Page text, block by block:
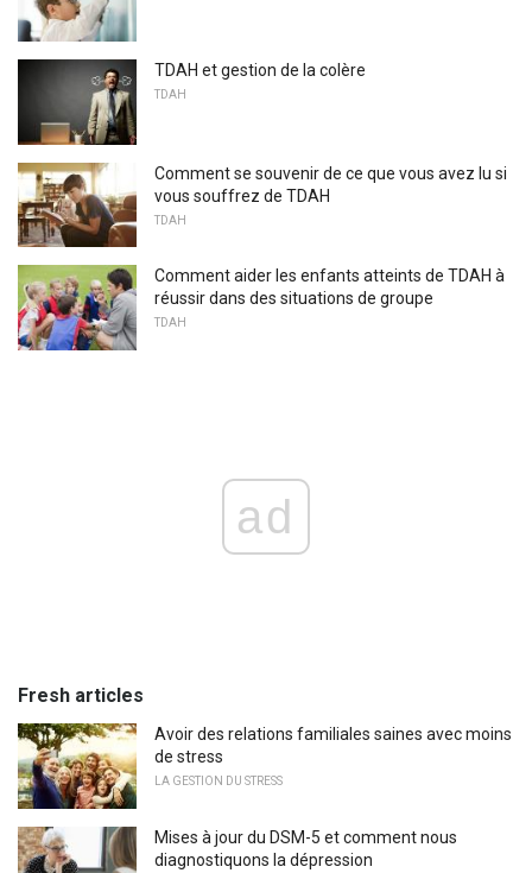
TDAH et gestion de la colère
TDAH
Comment se souvenir de ce que vous avez lu si
vous souffrez de TDAH
TDAH
Comment aider les enfants atteints de TDAH à
réussir dans des situations de groupe
TDAH
ad
Fresh articles
Avoir des relations familiales saines avec moins
de stress
LA GESTION DU STRESS
Mises à jour du DSM-5 et comment nous
diagnostiquons la dépression